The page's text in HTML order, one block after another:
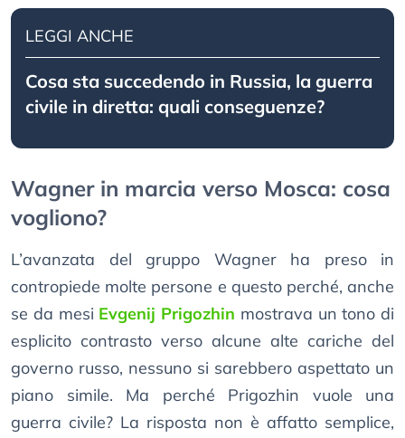
LEGGI ANCHE
Cosa sta succedendo in Russia, la guerra
civile in diretta: quali conseguenze?
Wagner in marcia verso Mosca: cosa
vogliono?
L’avanzata del gruppo Wagner ha preso in
contropiede molte persone e questo perché, anche
se da mesi Evgenij Prigozhin mostrava un tono di
esplicito contrasto verso alcune alte cariche del
governo russo, nessuno si sarebbero aspettato un
piano simile. Ma perché Prigozhin vuole una
guerra civile? La risposta non è affatto semplice,